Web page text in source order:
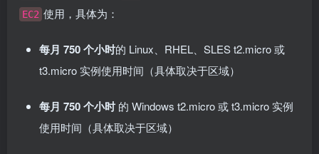
EC2 使用，具体为：
每月 750 个小时的 Linux、RHEL、SLES t2.micro 或
t3.micro 实例使用时间（具体取决于区域）
每月 750 个小时的 Windows t2.micro 或 t3.micro 实例
使用时间（具体取决于区域）